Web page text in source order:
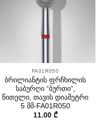
FA01R050
ბრილიანტის ფრჩხილის
საბურღი “ბურთი”,
წითელი, თავის დიამეტრი
5 მმ-FA01R050
11.00 ₾